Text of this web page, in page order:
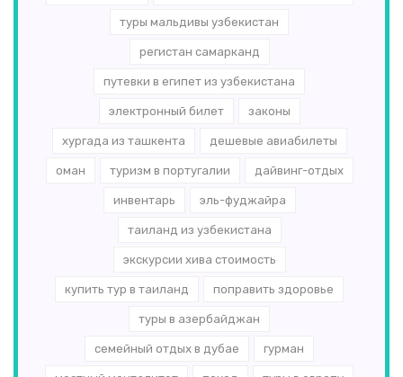
туры мальдивы узбекистан
регистан самарканд
путевки в египет из узбекистана
электронный билет законы
хургада из ташкента дешевые авиабилеты
оман туризм в португалии дайвинг-отдых
инвентарь эль-­фуджайра
таиланд из узбекистана
экскурсии хива стоимость
купить тур в таиланд поправить здоровье
туры в азербайджан
семейный отдых в дубае гурман